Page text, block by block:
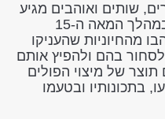
שותים ואוהבים מגיע
המאה ה-15
מהחיוניות שהעניקו
בהם ולהפיץ אותם
תוצר של מיצוי הפולים
בתכונותיו ובטעמו